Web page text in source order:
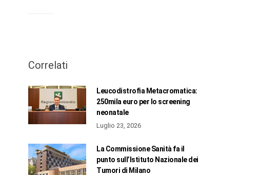
Correlati
Leucodistrofia Metacromatica:
250mila euro per lo screening
neonatale
Luglio 23, 2026
La Commissione Sanità fa il
punto sull’Istituto Nazionale dei
Tumori di Milano